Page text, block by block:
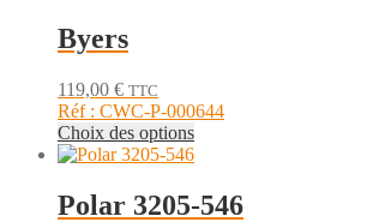
produit
peuvent
être
choisies
la
Byers
119,00 € TTC
Réf : CWC-P-000644
Choix des optionsCe
produit
plusieurs
variations.
Polar 3205-546